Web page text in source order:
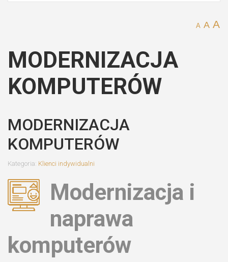
A A A
MODERNIZACJA
KOMPUTERÓW
MODERNIZACJA
KOMPUTERÓW
Kategoria: Klienci indywidualni
Modernizacja i
naprawa
komputerów